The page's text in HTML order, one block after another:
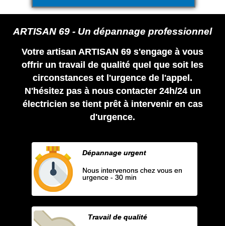
ARTISAN 69 - Un dépannage professionnel
Votre artisan ARTISAN 69 s'engage à vous
offrir un travail de qualité quel que soit les
circonstances et l'urgence de l'appel.
N'hésitez pas à nous contacter 24h/24 un
électricien se tient prêt à intervenir en cas
d'urgence.
Dépannage urgent
Nous intervenons chez vous en
urgence - 30 min
Travail de qualité